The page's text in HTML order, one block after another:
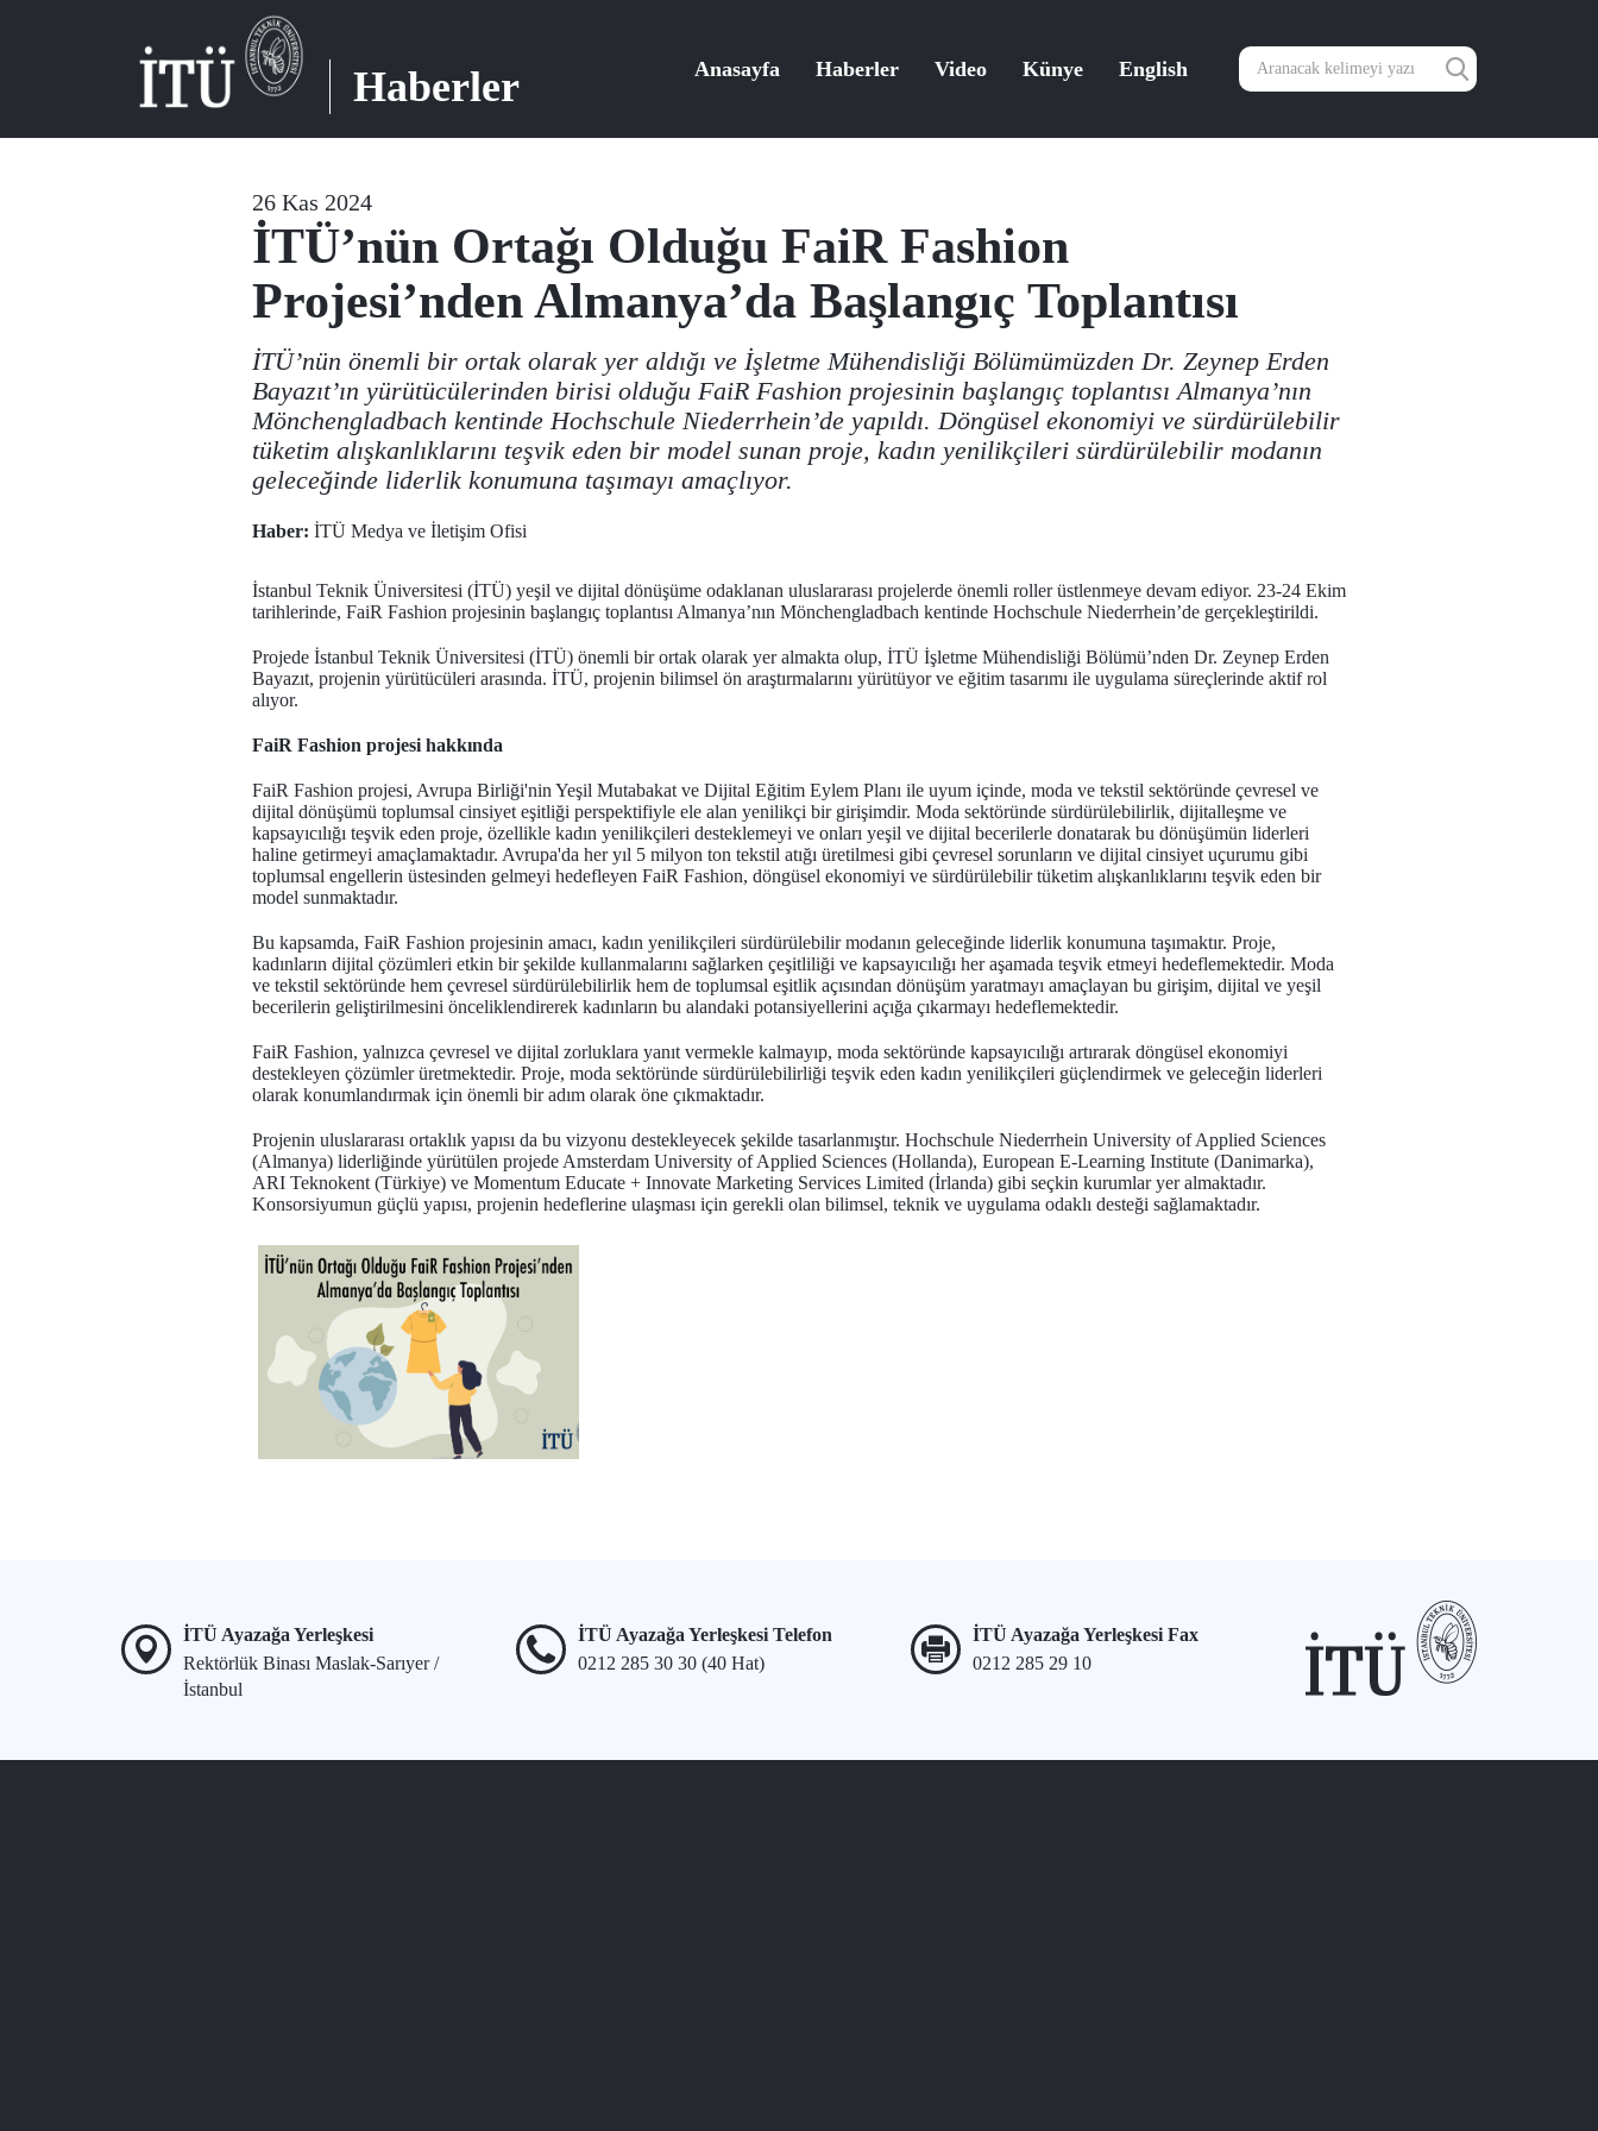
Haberler Anasayfa Haberler Video Künye English
26 Kas 2024
İTÜ’nün Ortağı Olduğu FaiR Fashion
Projesi’nden Almanya’da Başlangıç Toplantısı
İTÜ’nün önemli bir ortak olarak yer aldığı ve İşletme Mühendisliği Bölümümüzden Dr. Zeynep Erden
Bayazıt’ın yürütücülerinden birisi olduğu FaiR Fashion projesinin başlangıç toplantısı Almanya’nın
Mönchengladbach kentinde Hochschule Niederrhein’de yapıldı. Döngüsel ekonomiyi ve sürdürülebilir
tüketim alışkanlıklarını teşvik eden bir model sunan proje, kadın yenilikçileri sürdürülebilir modanın
geleceğinde liderlik konumuna taşımayı amaçlıyor.
Haber: İTÜ Medya ve İletişim Ofisi
İstanbul Teknik Üniversitesi (İTÜ) yeşil ve dijital dönüşüme odaklanan uluslararası projelerde önemli roller üstlenmeye devam ediyor. 23-24 Ekim
tarihlerinde, FaiR Fashion projesinin başlangıç toplantısı Almanya’nın Mönchengladbach kentinde Hochschule Niederrhein’de gerçekleştirildi.
Projede İstanbul Teknik Üniversitesi (İTÜ) önemli bir ortak olarak yer almakta olup, İTÜ İşletme Mühendisliği Bölümü’nden Dr. Zeynep Erden
Bayazıt, projenin yürütücüleri arasında. İTÜ, projenin bilimsel ön araştırmalarını yürütüyor ve eğitim tasarımı ile uygulama süreçlerinde aktif rol
alıyor.
FaiR Fashion projesi hakkında
FaiR Fashion projesi, Avrupa Birliği'nin Yeşil Mutabakat ve Dijital Eğitim Eylem Planı ile uyum içinde, moda ve tekstil sektöründe çevresel ve
dijital dönüşümü toplumsal cinsiyet eşitliği perspektifiyle ele alan yenilikçi bir girişimdir. Moda sektöründe sürdürülebilirlik, dijitalleşme ve
kapsayıcılığı teşvik eden proje, özellikle kadın yenilikçileri desteklemeyi ve onları yeşil ve dijital becerilerle donatarak bu dönüşümün liderleri
haline getirmeyi amaçlamaktadır. Avrupa'da her yıl 5 milyon ton tekstil atığı üretilmesi gibi çevresel sorunların ve dijital cinsiyet uçurumu gibi
toplumsal engellerin üstesinden gelmeyi hedefleyen FaiR Fashion, döngüsel ekonomiyi ve sürdürülebilir tüketim alışkanlıklarını teşvik eden bir
model sunmaktadır.
Bu kapsamda, FaiR Fashion projesinin amacı, kadın yenilikçileri sürdürülebilir modanın geleceğinde liderlik konumuna taşımaktır. Proje,
kadınların dijital çözümleri etkin bir şekilde kullanmalarını sağlarken çeşitliliği ve kapsayıcılığı her aşamada teşvik etmeyi hedeflemektedir. Moda
ve tekstil sektöründe hem çevresel sürdürülebilirlik hem de toplumsal eşitlik açısından dönüşüm yaratmayı amaçlayan bu girişim, dijital ve yeşil
becerilerin geliştirilmesini önceliklendirerek kadınların bu alandaki potansiyellerini açığa çıkarmayı hedeflemektedir.
FaiR Fashion, yalnızca çevresel ve dijital zorluklara yanıt vermekle kalmayıp, moda sektöründe kapsayıcılığı artırarak döngüsel ekonomiyi
destekleyen çözümler üretmektedir. Proje, moda sektöründe sürdürülebilirliği teşvik eden kadın yenilikçileri güçlendirmek ve geleceğin liderleri
olarak konumlandırmak için önemli bir adım olarak öne çıkmaktadır.
Projenin uluslararası ortaklık yapısı da bu vizyonu destekleyecek şekilde tasarlanmıştır. Hochschule Niederrhein University of Applied Sciences
(Almanya) liderliğinde yürütülen projede Amsterdam University of Applied Sciences (Hollanda), European E-Learning Institute (Danimarka),
ARI Teknokent (Türkiye) ve Momentum Educate + Innovate Marketing Services Limited (İrlanda) gibi seçkin kurumlar yer almaktadır.
Konsorsiyumun güçlü yapısı, projenin hedeflerine ulaşması için gerekli olan bilimsel, teknik ve uygulama odaklı desteği sağlamaktadır.
İTÜ Ayazağa Yerleşkesi
Rektörlük Binası Maslak-Sarıyer /
İstanbul
İTÜ Ayazağa Yerleşkesi Telefon
0212 285 30 30 (40 Hat)
İTÜ Ayazağa Yerleşkesi Fax
0212 285 29 10